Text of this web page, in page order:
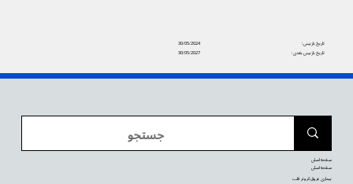
30/05/2024
تاریخ بازبینی:
30/05/2027
تاریخ بازبینی بعدی:
صفحه اصلی
صفحه اصلی
بیماری عروق کرونر قلب